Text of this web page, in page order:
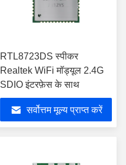
RTL8723DS स्पीकर
Realtek WiFi मॉड्यूल 2.4G
SDIO इंटरफ़ेस के साथ
सर्वोत्तम मूल्य प्राप्त करें